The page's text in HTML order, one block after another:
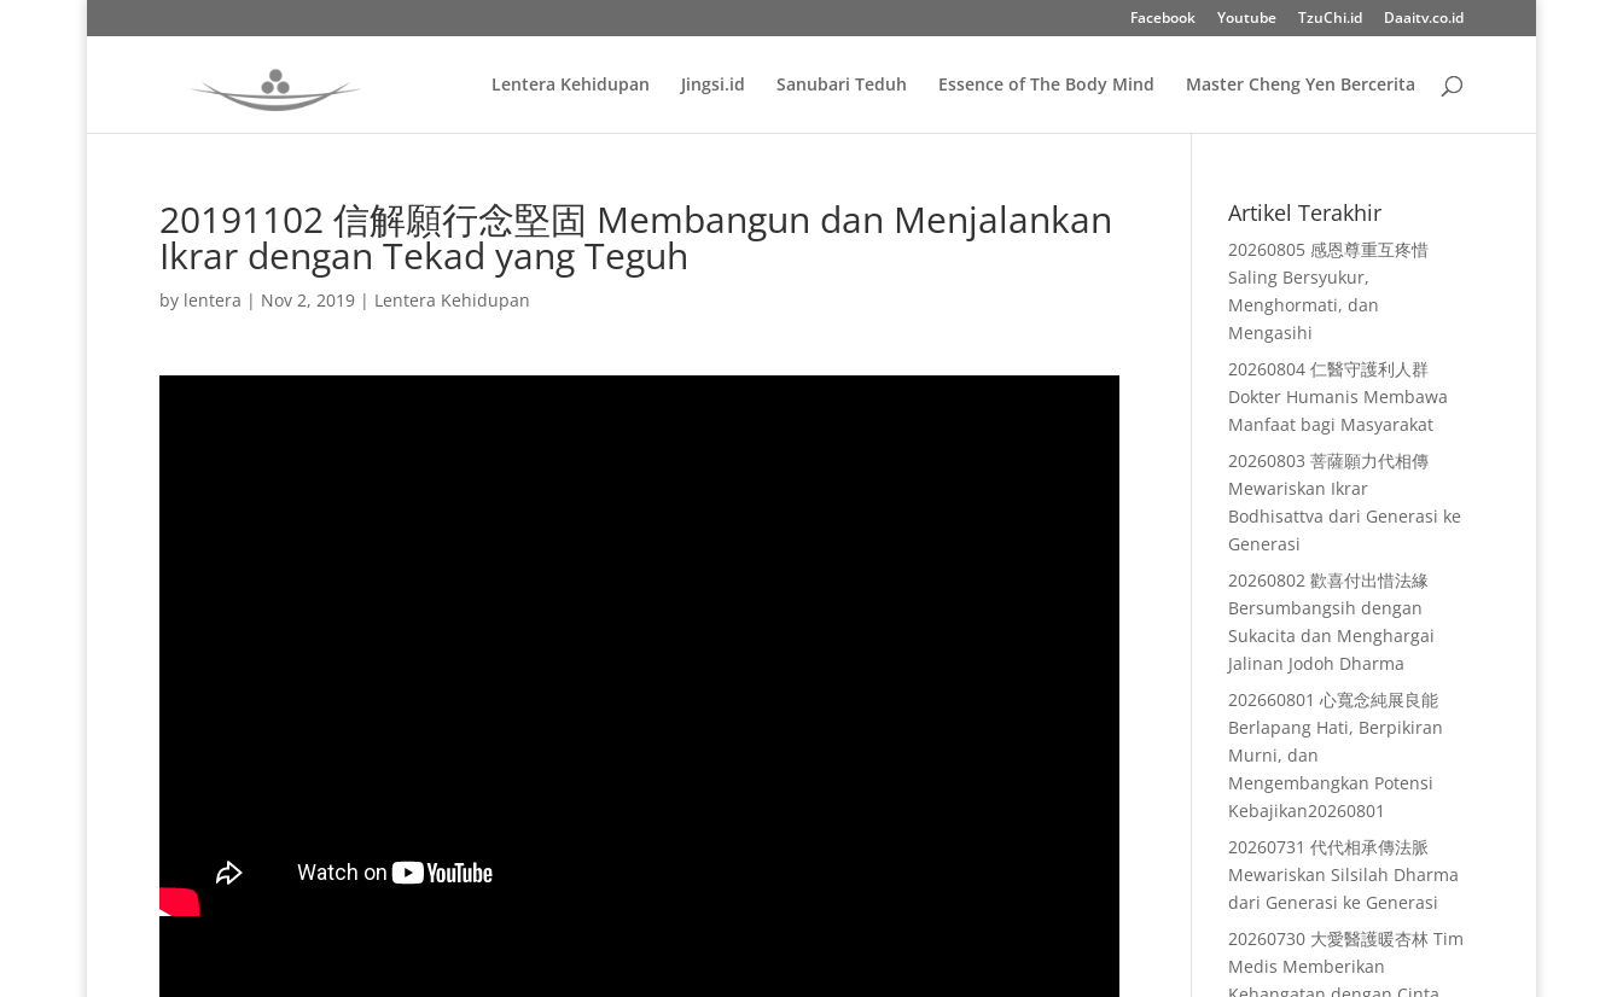
Facebook Youtube TzuChi.id Daaitv.co.id
Lentera Kehidupan Jingsi.id Sanubari Teduh Essence of The Body Mind Master Cheng Yen Bercerita
20191102 信解願行念堅固 Membangun dan Menjalankan
Ikrar dengan Tekad yang Teguh
by lentera | Nov 2, 2019 | Lentera Kehidupan
Artikel Terakhir
20260805 感恩尊重互疼惜
Saling Bersyukur,
Menghormati, dan
Mengasihi
20260804 仁醫守護利人群
Dokter Humanis Membawa
Manfaat bagi Masyarakat
20260803 菩薩願力代相傳
Mewariskan Ikrar
Bodhisattva dari Generasi ke
Generasi
20260802 歡喜付出惜法緣
Bersumbangsih dengan
Sukacita dan Menghargai
Jalinan Jodoh Dharma
202660801 心寬念純展良能
Berlapang Hati, Berpikiran
Murni, dan
Mengembangkan Potensi
Kebajikan20260801
20260731 代代相承傳法脈
Mewariskan Silsilah Dharma
dari Generasi ke Generasi
20260730 大愛醫護暖杏林 Tim
Medis Memberikan